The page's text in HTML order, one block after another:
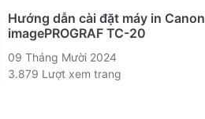
Hướng dẫn cài đặt máy in Canon
imagePROGRAF TC-20
09 Tháng Mười 2024
3.879 Lượt xem trang